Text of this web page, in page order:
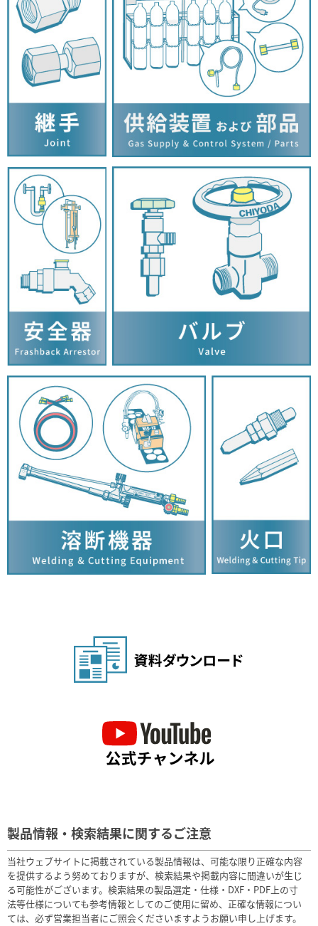
製品情報・検索結果に関するご注意
当社ウェブサイトに掲載されている製品情報は、可能な限り正確な内容
を提供するよう努めておりますが、検索結果や掲載内容に間違いが生じ
る可能性がございます。検索結果の製品選定・仕様・DXF・PDF上の寸
法等仕様についても参考情報としてのご使用に留め、正確な情報につい
ては、必ず営業担当者にご照会くださいますようお願い申し上げます。